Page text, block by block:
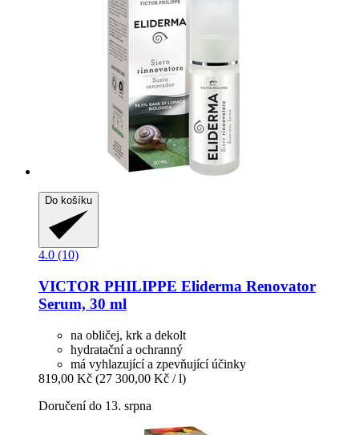
Do košíku
4.0 (10)
VICTOR PHILIPPE Eliderma Renovator
Serum, 30 ml
na obličej, krk a dekolt
hydratační a ochranný
má vyhlazující a zpevňující účinky
819,00 Kč (27 300,00 Kč / l)
Doručení do 13. srpna